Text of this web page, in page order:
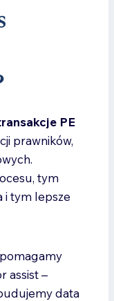
PE
prawników,
tym
i tym lepsze
assist –
data